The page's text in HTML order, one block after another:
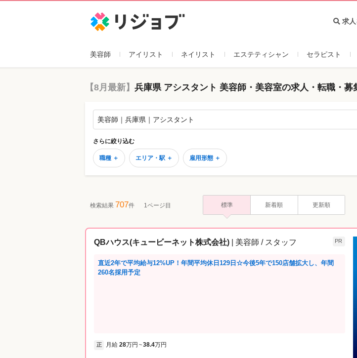
求
美容師 アイリスト ネイリスト エステティシャン セラピスト
【8月最新】 兵庫県 アシスタント 美容師・美容室の求人・転職・募
美容師｜兵庫県｜アシスタント
さらに絞り込む
職種 ＋ エリア・駅 ＋ 雇用形態 ＋
検索結果 707件 1ページ目 標準 新着順 更新順
QBハウス(キュービーネット株式会社) | 美容師 / スタッフ PR
直近2年で平均給与12%UP！年間平均休日129日☆今後5年で150店舗拡大し、年間
260名採用予定
正 月給 28万円 ~38.4万円